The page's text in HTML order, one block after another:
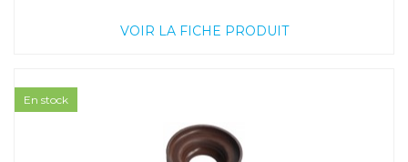
VOIR LA FICHE PRODUIT
En stock